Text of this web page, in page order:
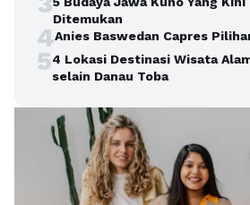
Ditemukan
4Anies Baswedan Capres
54 Lokasi Destinasi Wisata
selain Danau Toba